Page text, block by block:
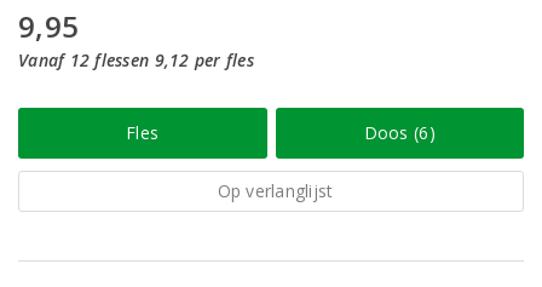
9,95
Vanaf 12 flessen 9,12 per fles
Fles Doos (6)
Op verlanglijst